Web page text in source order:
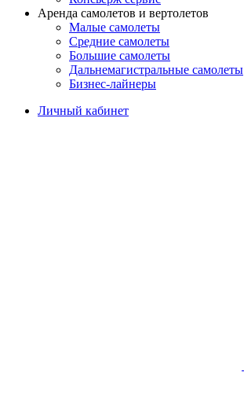
Аренда самолетов и вертолетов
Малые самолеты
Средние самолеты
Большие самолеты
Дальнемагистральные самолеты
Бизнес-лайнеры
Личный кабинет